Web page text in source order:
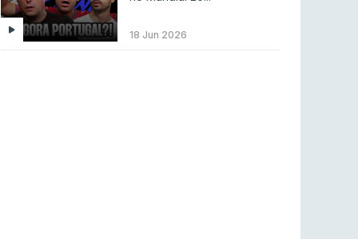
Betclic renova parceria com a RTP Arena para
a época 2026/27
18 Jun 2026